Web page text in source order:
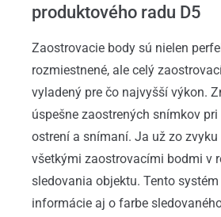
produktového radu D5
Zaostrovacie body sú nielen
rozmiestnené, ale celý
vyladený pre čo najvyšší výkon.
úspešne zaostrených snímkov
ostrení a snímaní. Ja už zo
všetkými zaostrovacími bodmi v
sledovania objektu. Tento
informácie aj o farbe